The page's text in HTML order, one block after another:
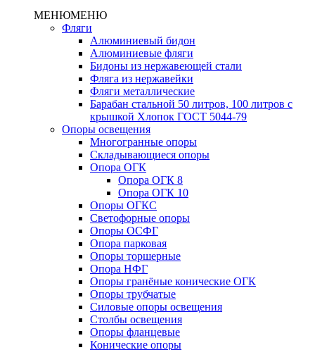
МЕНЮМЕНЮ
Фляги
Алюминиевый бидон
Алюминиевые фляги
Бидоны из нержавеющей стали
Фляга из нержавейки
Фляги металлические
Барабан стальной 50 литров, 100 литров с
крышкой Хлопок ГОСТ 5044-79
Опоры освещения
Многогранные опоры
Складывающиеся опоры
Опора ОГК
Опора ОГК 8
Опора ОГК 10
Опоры ОГКС
Светофорные опоры
Опоры ОСФГ
Опора парковая
Опоры торшерные
Опора НФГ
Опоры гранёные конические ОГК
Опоры трубчатые
Силовые опоры освещения
Столбы освещения
Опоры фланцевые
Конические опоры